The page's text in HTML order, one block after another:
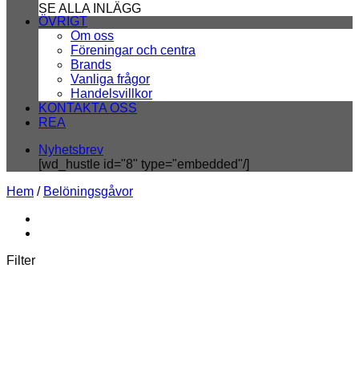
SE ALLA INLÄGG
ÖVRIGT
Om oss
Föreningar och centra
Brands
Vanliga frågor
Handelsvillkor
KONTAKTA OSS
REA
Nyhetsbrev
[wd_hustle id="8" type="embedded"/]
Hem / Belöningsgåvor
Filter